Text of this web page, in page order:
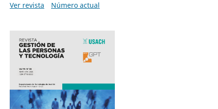
Ver revista
Número actual